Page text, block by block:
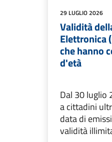
29 LUGLIO 2026
Validità
Elettronica
che hanno
d'età
Dal 30 luglio
a cittadini
data di
validità